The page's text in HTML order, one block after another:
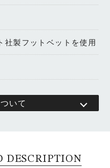
社製フットベットを使用
いて
DESCRIPTION